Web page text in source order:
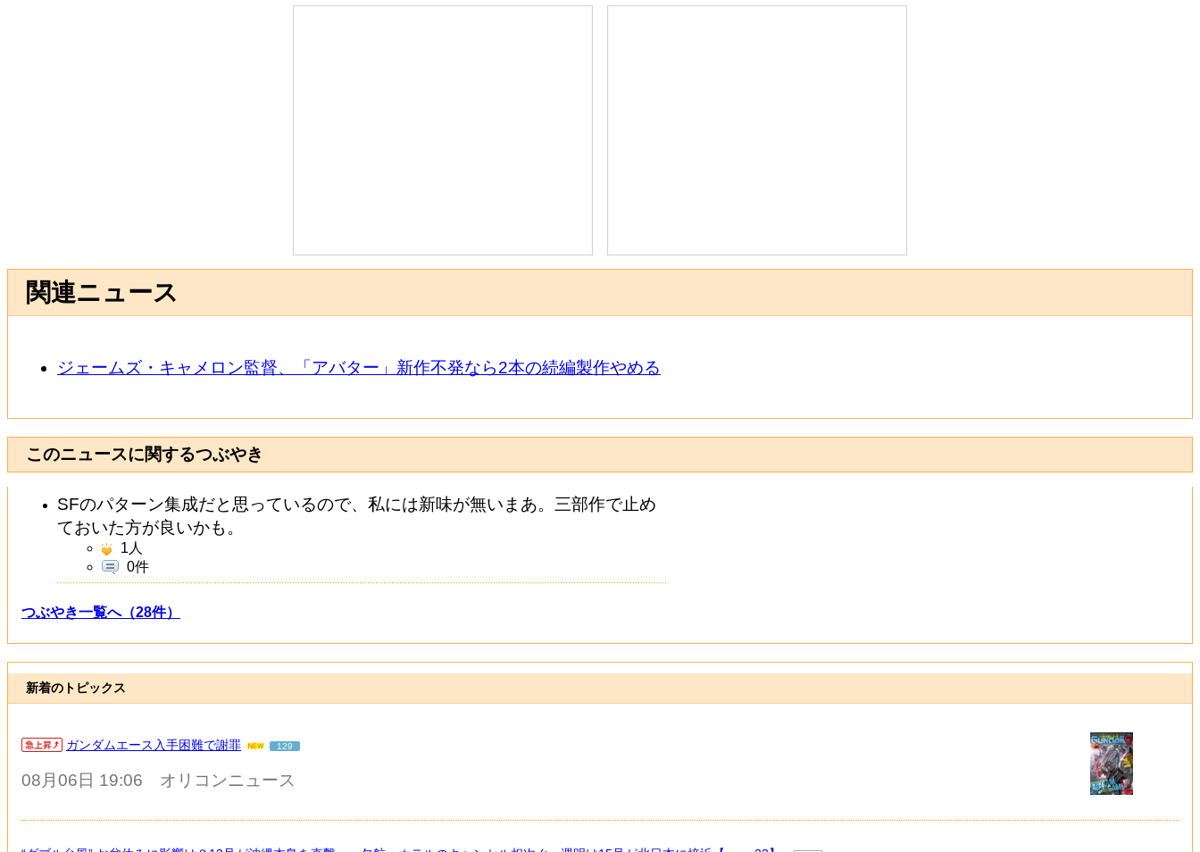
関連ニュース
ジェームズ・キャメロン監督、「アバター」新作不発なら2本の続編製作やめる
このニュースに関するつぶやき
SFのパターン集成だと思っているので、私には新味が無いまあ。三部作で止め
ておいた方が良いかも。
1 人
0件
つぶやき一覧へ（28件）
新着のトピックス
ガンダムエース入手困難で謝罪 129
08月06日 19:06 オリコンニュース